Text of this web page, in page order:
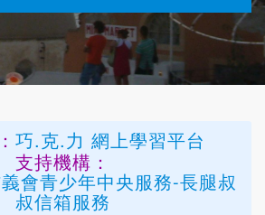
巧.克.力 網上學習平台
支持機構：
會青少年中央服務-長腿叔
叔信箱服務